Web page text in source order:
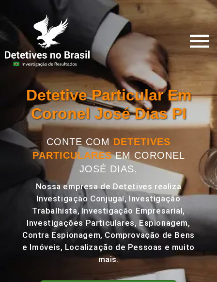
Detetive Particular Em
Coronel José Dias PI
CONTE COM DETETIVES
PARTICULARESEM CORONEL
JOSÉ DIAS.
Nossa empresa de Detetives realiza
Investigação Conjugal, Investigação
Trabalhista, Investigação Empresarial,
Investigações Particulares, Espionagem,
Contra Espionagem, Comprovação de Bens
e Imóveis, Localização de Pessoas e muito
mais.